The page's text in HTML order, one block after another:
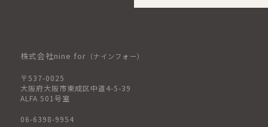
株式会社nine for （ナインフォー）
〒537-0025
大阪府大阪市東成区中道4-5-39
ALFA 501号室
06-6398-9954